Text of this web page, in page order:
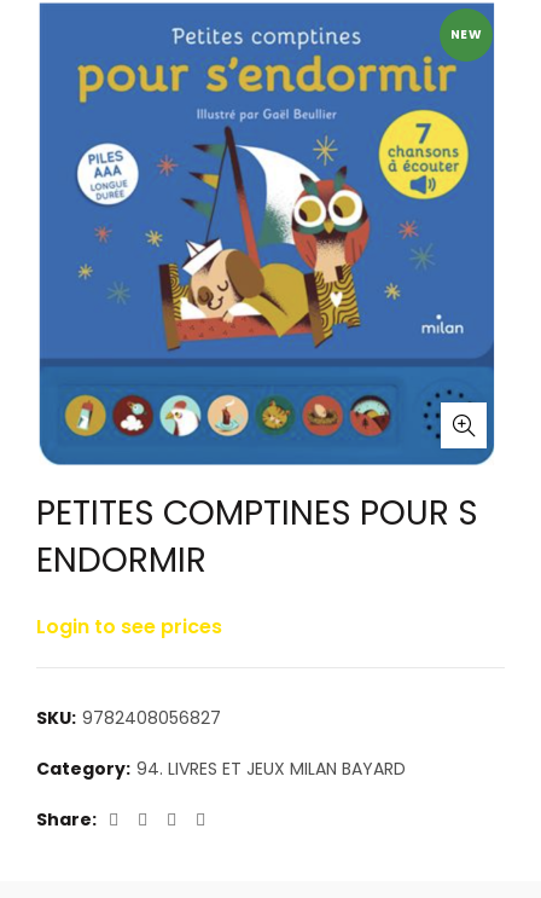
NEW
PETITES COMPTINES POUR S
ENDORMIR
Login to see prices
SKU: 9782408056827
Category: 94. LIVRES ET JEUX MILAN BAYARD
Share